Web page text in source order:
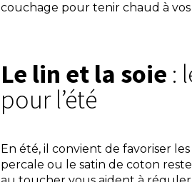
couchage pour tenir chaud à
Le lin et la soie :
pour l’été
En été, il convient de favoriser
percale ou le satin de coton